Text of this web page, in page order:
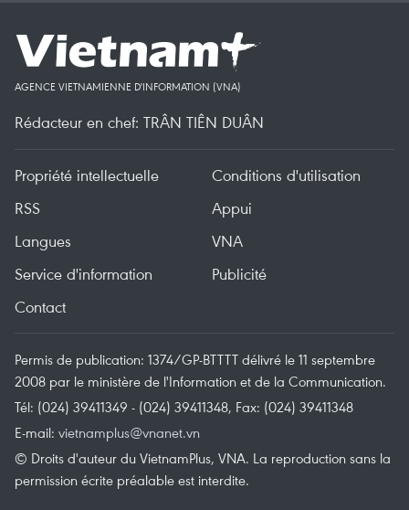
AGENCE VIETNAMIENNE D'INFORMATION (VNA)
Rédacteur en chef: TRÂN TIÊN DUÂN
Propriété intellectuelle
Conditions d'utilisation
RSS
Appui
Langues
VNA
Service d'information
Publicité
Contact
Permis de publication: 1374/GP-BTTTT délivré le 11 septembre
2008 par le ministère de l'Information et de la Communication.
Tél: (024) 39411349 - (024) 39411348, Fax: (024) 39411348
E-mail: vietnamplus@vnanet.vn
© Droits d'auteur du VietnamPlus, VNA. La reproduction sans la
permission écrite préalable est interdite.